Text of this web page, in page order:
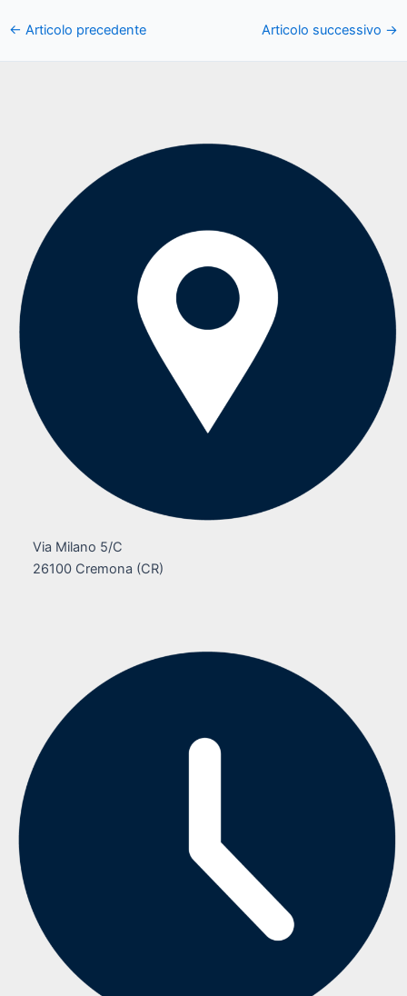
← Articolo precedente Articolo successivo →
Via Milano 5/C
26100 Cremona (CR)